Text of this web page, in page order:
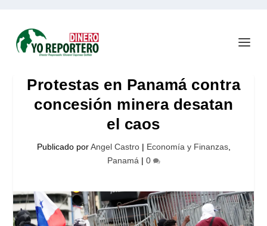
Protestas en Panamá contra
concesión minera desatan
el caos
Publicado porAngel Castro| Economía y Finanzas,
Panamá | 0